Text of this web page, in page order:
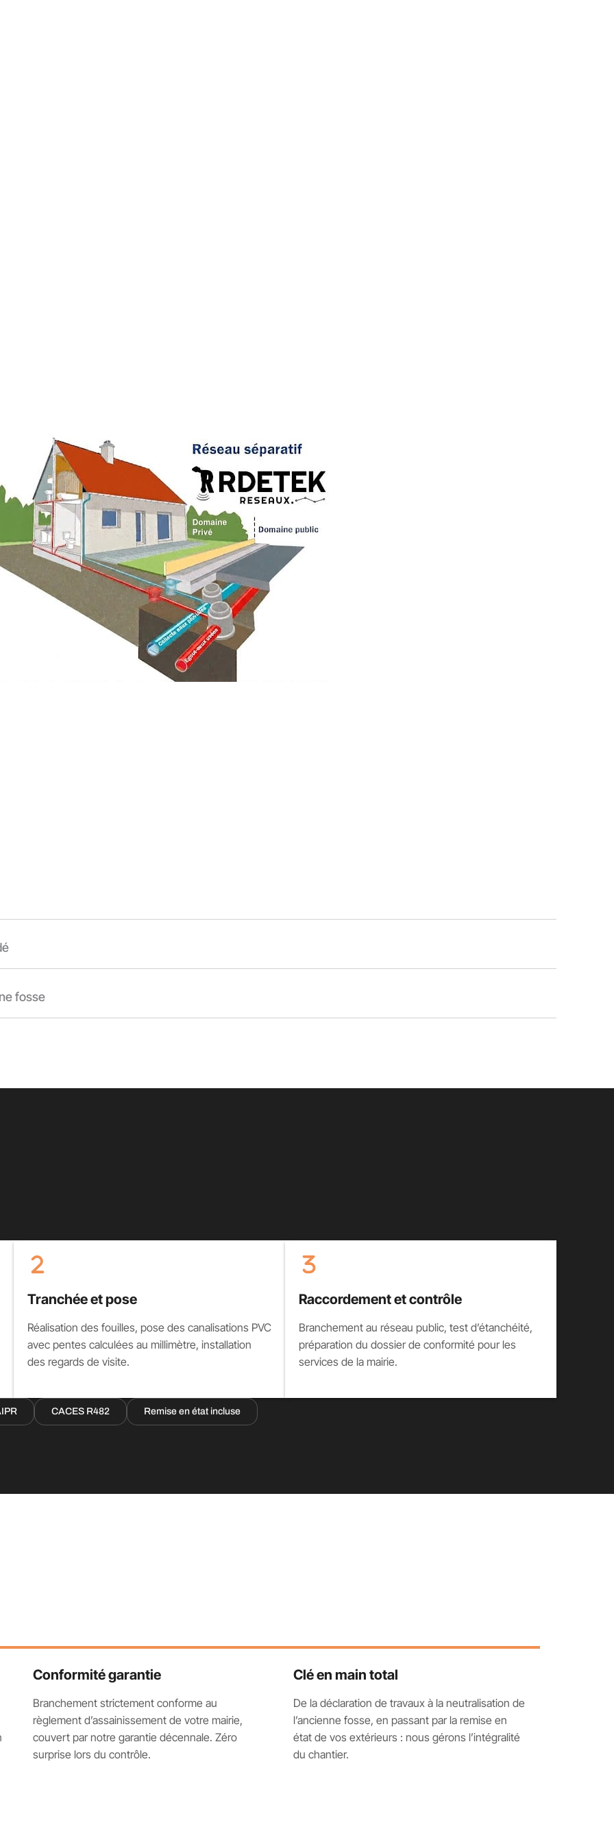
fosse
Tranchée et pose
Réalisation des fouilles, pose des canalisations PVC
avec pentes calculées au millimètre, installation
des regards de visite.
Raccordement et contrôle
Branchement au réseau public, test d’étanchéité,
préparation du dossier de conformité pour les
services de la mairie.
CACES R482 Remise en état incluse
Conformité garantie
Branchement strictement conforme au
règlement d’assainissement de votre mairie,
couvert par notre garantie décennale. Zéro
surprise lors du contrôle.
Clé en main total
De la déclaration de travaux à la neutralisation de
l’ancienne fosse, en passant par la remise en
état de vos extérieurs : nous gérons l’intégralité
du chantier.